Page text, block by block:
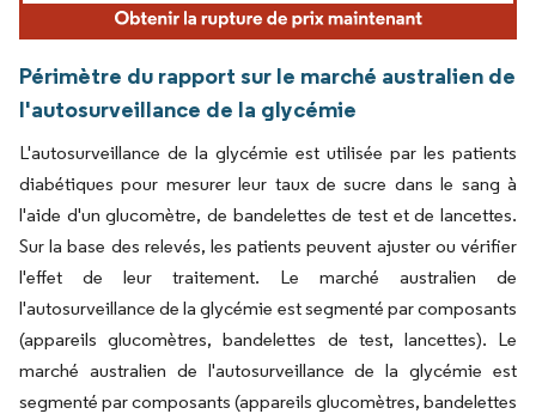
Périmètre du rapport sur le marché australien de
l'autosurveillance de la glycémie
L'autosurveillance de la glycémie est utilisée par les patients
diabétiques pour mesurer leur taux de sucre dans le sang à
l'aide d'un glucomètre, de bandelettes de test et de lancettes.
Sur la base des relevés, les patients peuvent ajuster ou vérifier
l'effet de leur traitement. Le marché australien de
l'autosurveillance de la glycémie est segmenté par composants
(appareils glucomètres, bandelettes de test, lancettes). Le
marché australien de l'autosurveillance de la glycémie est
segmenté par composants (appareils glucomètres, bandelettes